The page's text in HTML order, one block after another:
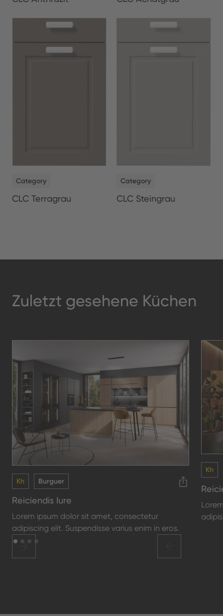
Category
CLC Terragrau
Category
CLC Steingrau
Zuletzt gesehene Küchen
Kh Burguer
Reiciendis Iure
Lorem ipsum dolor sit amet, consectetur
adipiscing elit. Suspendisse varius enim in eros.
Kh